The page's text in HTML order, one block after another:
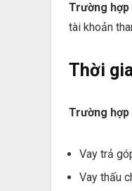
Trường hợp
tài khoản
Thời
Trường hợp
Vay trả
Vay thấu